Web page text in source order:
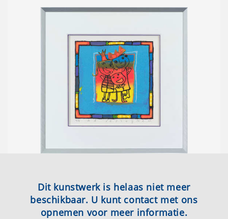
Dit kunstwerk is helaas niet meer
beschikbaar. U kunt contact met ons
opnemen voor meer informatie.